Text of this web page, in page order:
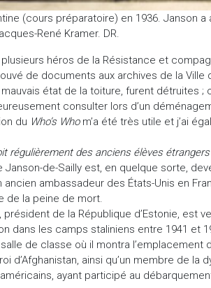
(cours préparatoire) en 1936. Janson
René Kramer. DR.
plusieurs héros de la Résistance et
de documents aux archives de la
état de la toiture, furent détruites ;
consulter lors d’un
du Who’s Whom’a été très utile et j’ai
régulièrement des anciens élèves
Janson-de-Sailly est, en quelque sorte,
ancien ambassadeur des États-Unis en
de la peine de mort.
président de la République d’Estonie, est
dans les camps staliniens entre 1941 et
de classe où il montra l’emplacement
d’Afghanistan, ainsi qu’un membre de
ayant participé au